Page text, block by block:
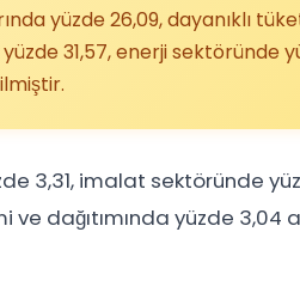
yüzde 26,09, dayanıklı
31,57, enerji sektöründe
3,31, imalat sektöründe
ve dağıtımında yüzde 3,04